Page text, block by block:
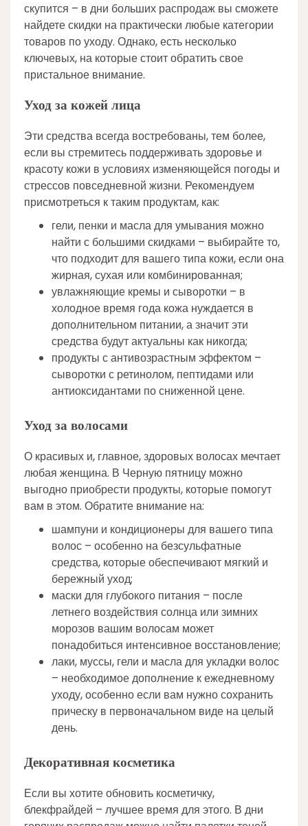
скупится – в дни больших распродаж вы сможете
найдете скидки на практически любые категории
товаров по уходу. Однако, есть несколько
ключевых, на которые стоит обратить свое
пристальное внимание.
Уход за кожей лица
Эти средства всегда востребованы, тем более,
если вы стремитесь поддерживать здоровье и
красоту кожи в условиях изменяющейся погоды и
стрессов повседневной жизни. Рекомендуем
присмотреться к таким продуктам, как:
гели, пенки и масла для умывания можно
найти с большими скидками – выбирайте то,
что подходит для вашего типа кожи, если она
жирная, сухая или комбинированная;
увлажняющие кремы и сыворотки – в
холодное время года кожа нуждается в
дополнительном питании, а значит эти
средства будут актуальны как никогда;
продукты с антивозрастным эффектом –
сыворотки с ретинолом, пептидами или
антиоксидантами по сниженной цене.
Уход за волосами
О красивых и, главное, здоровых волосах мечтает
любая женщина. В Черную пятницу можно
выгодно приобрести продукты, которые помогут
вам в этом. Обратите внимание на:
шампуни и кондиционеры для вашего типа
волос – особенно на безсульфатные
средства, которые обеспечивают мягкий и
бережный уход;
маски для глубокого питания – после
летнего воздействия солнца или зимних
морозов вашим волосам может
понадобиться интенсивное восстановление;
лаки, муссы, гели и масла для укладки волос
– необходимое дополнение к ежедневному
уходу, особенно если вам нужно сохранить
прическу в первоначальном виде на целый
день.
Декоративная косметика
Если вы хотите обновить косметичку,
блекфрайдей – лучшее время для этого. В дни